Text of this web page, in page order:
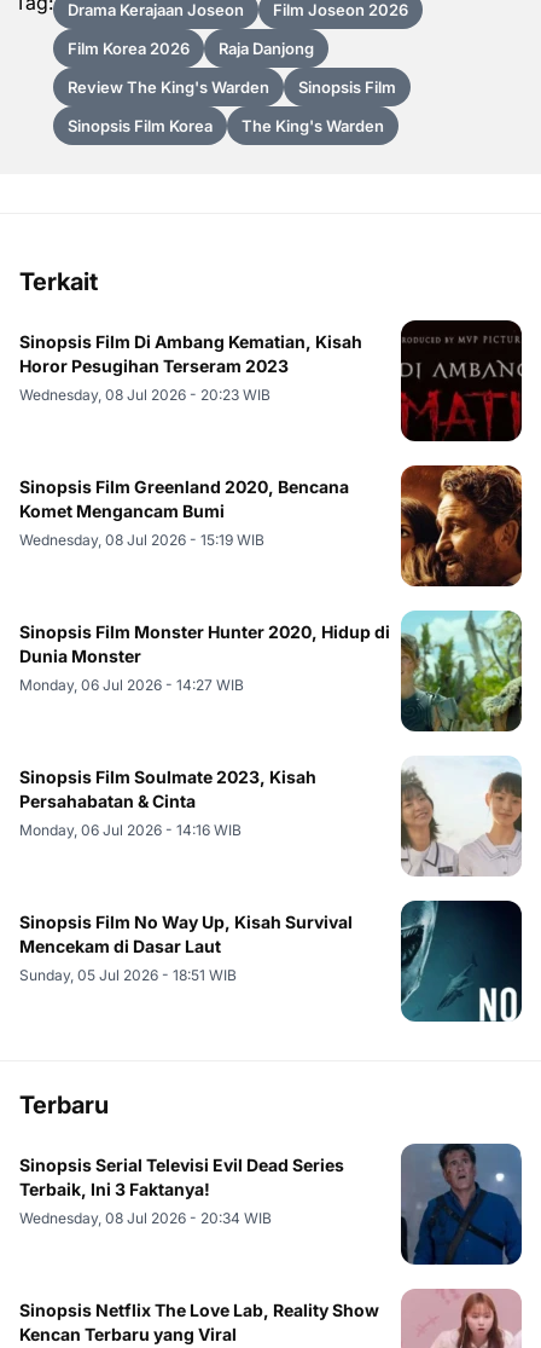
Drama Kerajaan Joseon
Film Joseon 2026
Film Korea 2026
Raja Danjong
Review The King's Warden
Sinopsis Film
Sinopsis Film Korea
The King's Warden
Terkait
Sinopsis Film Di Ambang Kematian, Kisah
Horor Pesugihan Terseram 2023
Wednesday, 08 Jul 2026 - 20:23 WIB
Sinopsis Film Greenland 2020, Bencana
Komet Mengancam Bumi
Wednesday, 08 Jul 2026 - 15:19 WIB
Sinopsis Film Monster Hunter 2020, Hidup di
Dunia Monster
Monday, 06 Jul 2026 - 14:27 WIB
Sinopsis Film Soulmate 2023, Kisah
Persahabatan & Cinta
Monday, 06 Jul 2026 - 14:16 WIB
Sinopsis Film No Way Up, Kisah Survival
Mencekam di Dasar Laut
Sunday, 05 Jul 2026 - 18:51 WIB
Terbaru
Sinopsis Serial Televisi Evil Dead Series
Terbaik, Ini 3 Faktanya!
Wednesday, 08 Jul 2026 - 20:34 WIB
Sinopsis Netflix The Love Lab, Reality Show
Kencan Terbaru yang Viral